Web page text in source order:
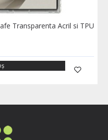
Transparenta Acril si TPU